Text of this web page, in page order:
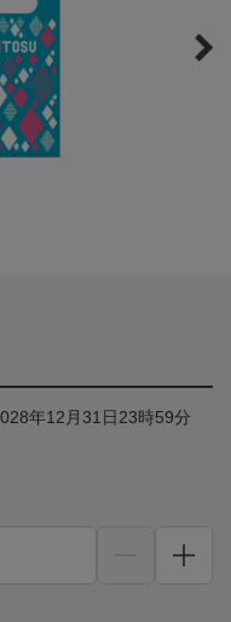
年12月31日23時59分